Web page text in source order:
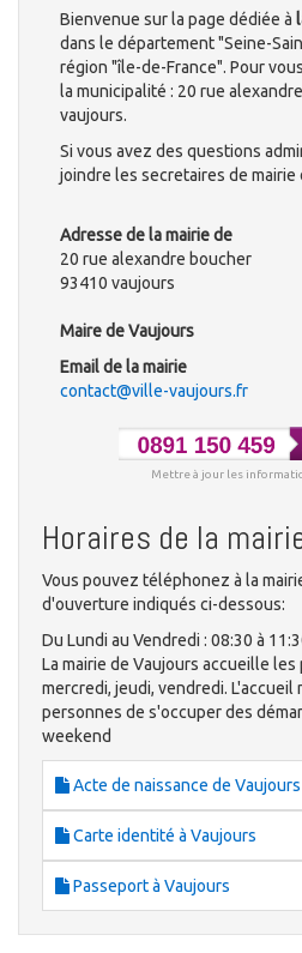
Bienvenue sur la page dédiée à
dans le département "Seine-
région "île-de-France". Pour
la municipalité : 20 rue
vaujours.
Si vous avez des questions
joindre les secretaires de mairie
Adresse de la mairie de
20 rue alexandre boucher
93410 vaujours
Maire de Vaujours
Email de la mairie
contact@ville-vaujours.fr
Mettre à jour les
Horaires de la
Vous pouvez téléphonez à la
d'ouverture indiqués ci-dessous:
Du Lundi au Vendredi : 08:30 à
La mairie de Vaujours accueille
mercredi, jeudi, vendredi. L'accueil
personnes de s'occuper des
weekend
Acte de naissance de Vaujours
Carte identité à Vaujours
Passeport à Vaujours